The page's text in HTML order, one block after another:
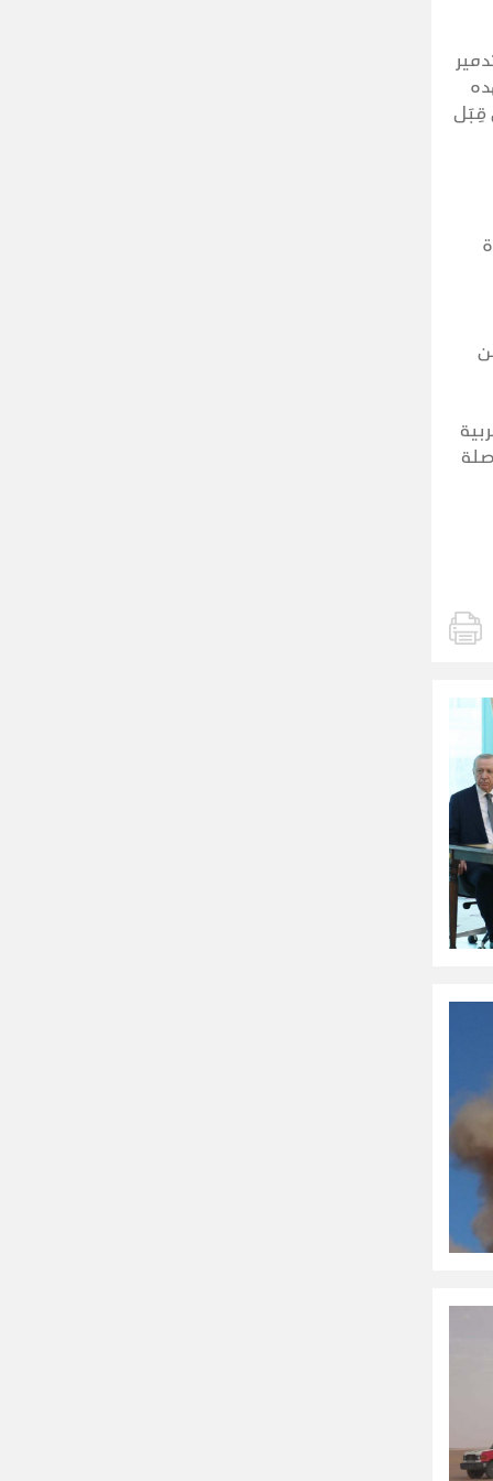
قِبَل